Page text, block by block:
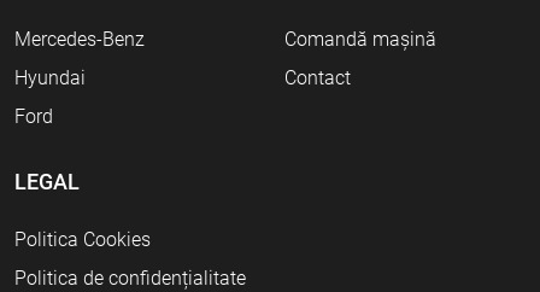
Mercedes-Benz
Hyundai
Ford
Comandă mașină
Contact
LEGAL
Politica Cookies
Politica de confidențialitate